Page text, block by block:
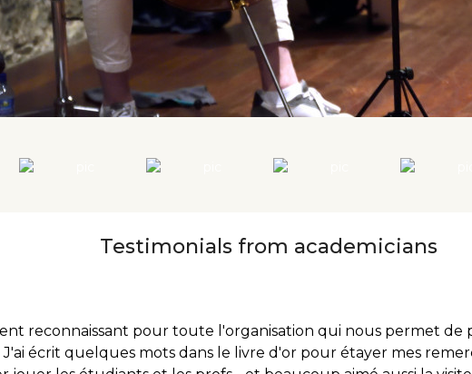
Testimonials from academicians
reconnaissant pour toute l'organisation qui nous permet de
écrit quelques mots dans le livre d'or pour étayer mes